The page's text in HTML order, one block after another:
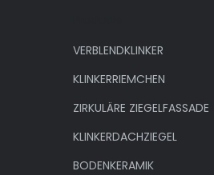
VERBLENDKLINKER
KLINKERRIEMCHEN
ZIRKULÄRE ZIEGELFASSADE
KLINKERDACHZIEGEL
BODENKERAMIK